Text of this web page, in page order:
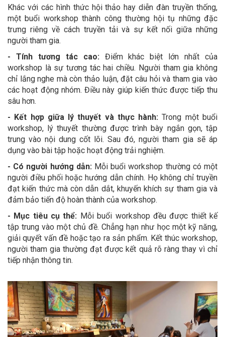
Khác với các hình thức hội thảo hay diễn đàn truyền thống,
một buổi workshop thành công thường hội tụ những đặc
trưng riêng về cách truyền tải và sự kết nối giữa những
người tham gia.
- Tính tương tác cao:Điểm khác biệt lớn nhất của
workshop là sự tương tác hai chiều. Người tham gia không
chỉ lắng nghe mà còn thảo luận, đặt câu hỏi và tham gia vào
các hoạt động nhóm. Điều này giúp kiến thức được tiếp thu
sâu hơn.
- Kết hợp giữa lý thuyết và thực hành: Trong một buổi
workshop, lý thuyết thường được trình bày ngắn gọn, tập
trung vào nội dung cốt lõi. Sau đó, người tham gia sẽ áp
dụng vào bài tập hoặc hoạt động trải nghiệm.
- Có người hướng dẫn:Mỗi buổi workshop thường có một
người điều phối hoặc hướng dẫn chính. Họ không chỉ truyền
đạt kiến thức mà còn dẫn dắt, khuyến khích sự tham gia và
đảm bảo tiến độ hoàn thành của workshop.
- Mục tiêu cụ thể: Mỗi buổi workshop đều được thiết kế
tập trung vào một chủ đề. Chẳng hạn như học một kỹ năng,
giải quyết vấn đề hoặc tạo ra sản phẩm. Kết thúc workshop,
người tham gia thường đạt được kết quả rõ ràng thay vì chỉ
tiếp nhận thông tin.